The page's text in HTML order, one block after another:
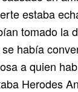
estaba
tomado la
había
a quien
Herodes